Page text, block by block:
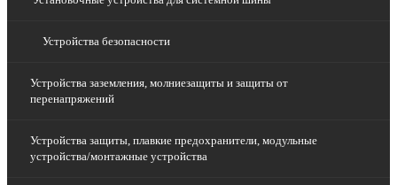
Устройства безопасности
Устройства заземления, молниезащиты и защиты от
перенапряжений
Устройства защиты, плавкие предохранители, модульные
устройства/монтажные устройства